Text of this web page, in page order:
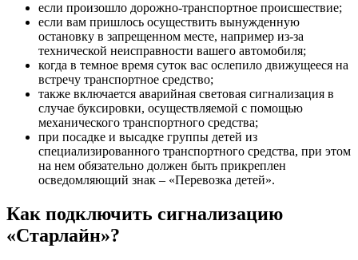
если произошло дорожно-транспортное происшествие;
если вам пришлось осуществить вынужденную
остановку в запрещенном месте, например из-за
технической неисправности вашего автомобиля;
когда в темное время суток вас ослепило движущееся на
встречу транспортное средство;
также включается аварийная световая сигнализация в
случае буксировки, осуществляемой с помощью
механического транспортного средства;
при посадке и высадке группы детей из
специализированного транспортного средства, при этом
на нем обязательно должен быть прикреплен
осведомляющий знак – «Перевозка детей».
Как подключить сигнализацию
«Старлайн»?